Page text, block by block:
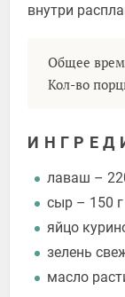
внутри
Общее
Кол-во
лаваш –
сыр – 150 г
яйцо
зелень
масло